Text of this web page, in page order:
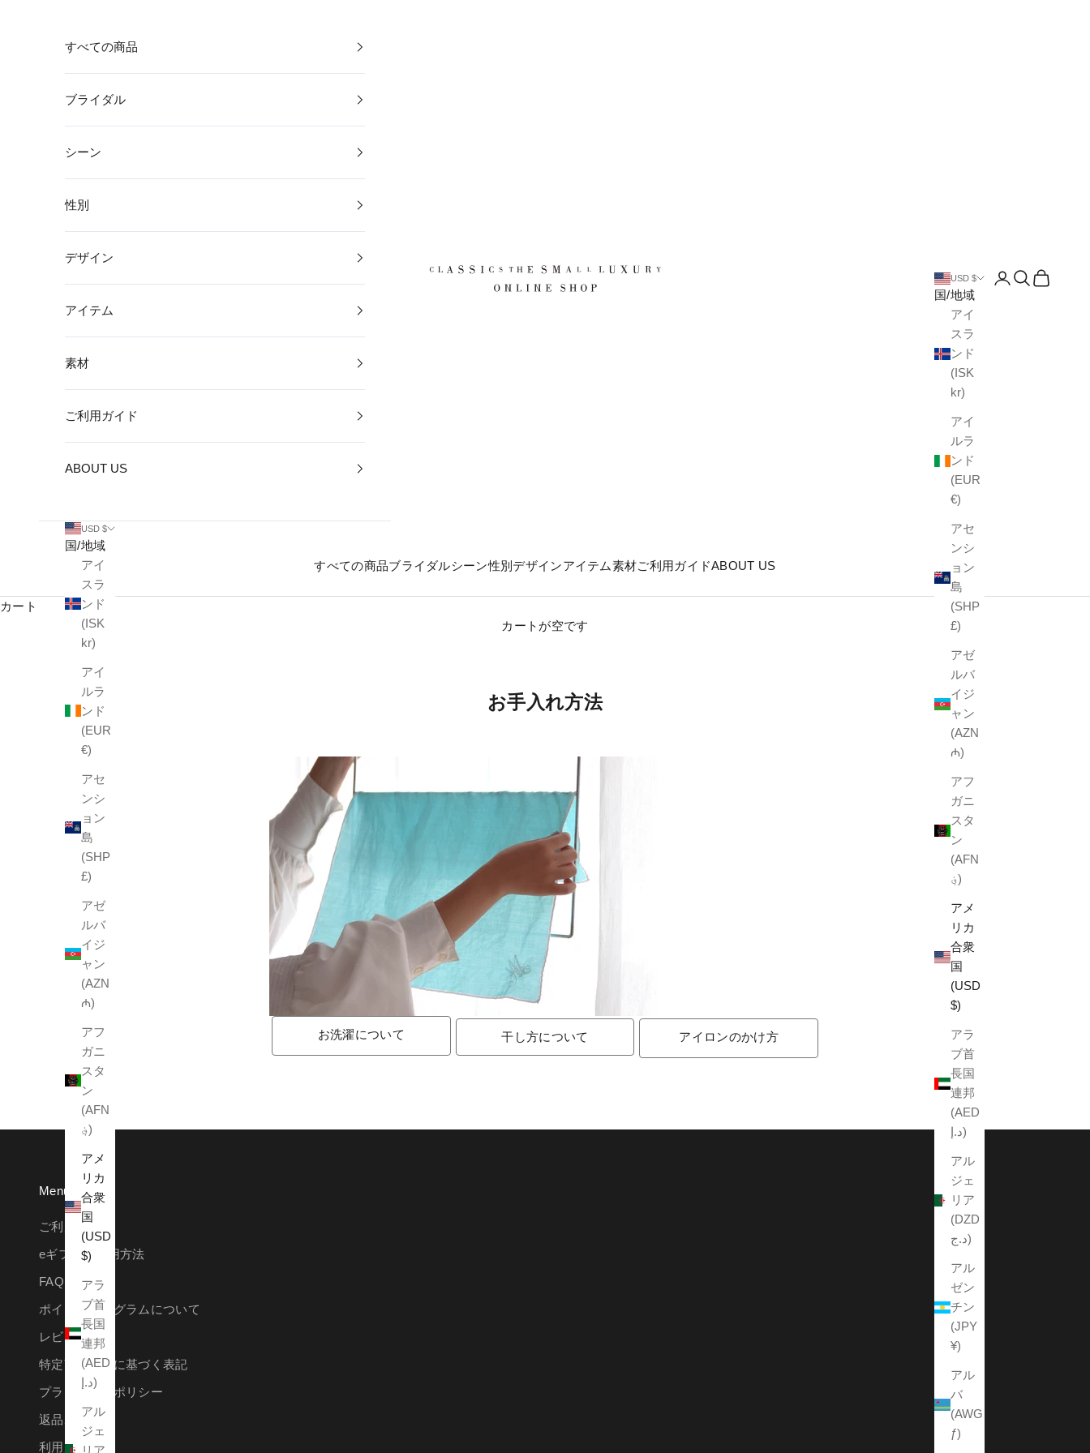
CLASSICS the Small Luxury
すべての商品ブライダルシーン性別 デザインアイテム素材ご利用ガイドABOUT US
USD $
国/地域
アイ
スラ
ンド
(ISK
kr)
アイ
ルラ
ンド
(EUR
€)
アセ
ンシ
ョン
島
(SHP
£)
アゼ
ルバ
イジ
ャン
(AZN
₼)
アフ
ガニ
スタ
ン
(AFN
؋)
アメ
リカ
合衆
国
(USD
$)
アラ
ブ首
長国
連邦
(AED
د.إ)
アル
ジェ
リア
(DZD
د.ج)
アル
ゼン
チン
(JPY
¥)
アル
バ
(AWG
ƒ)
アカウントペー
検索を開く
カートを
すべての商品
ブライダル
シーン
性別
デザイン
アイテム
素材
ご利用ガイド
ABOUT US
USD $
国/地域
アイ
スラ
ンド
(ISK
kr)
アイ
ルラ
ンド
(EUR
€)
アセ
ンシ
ョン
島
(SHP
£)
アゼ
ルバ
イジ
ャン
(AZN
₼)
アフ
ガニ
スタ
ン
(AFN
؋)
アメ
リカ
合衆
国
(USD
$)
アラ
ブ首
長国
連邦
(AED
د.إ)
アル
ジェ
リア
カート
カートが空です
お手入れ方法
お洗濯について 干し方について アイロンのかけ方
Menu
ご利用ガイド
eギフトご利用方法
FAQ
ポイントプログラムについて
レビュー方法
特定商取引法に基づく表記
プライバシーポリシー
返品ポリシー
利用規約